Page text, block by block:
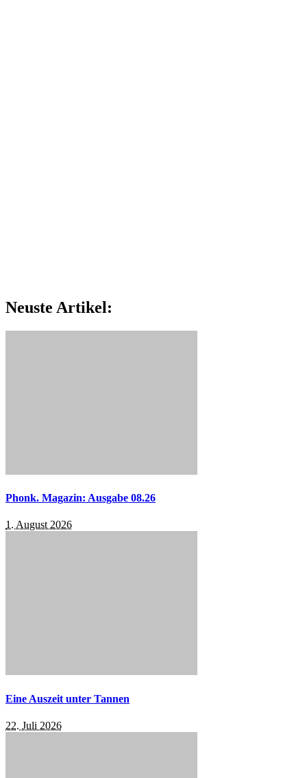
Neuste Artikel:
Phonk. Magazin: Ausgabe 08.26
1. August 2026
Eine Auszeit unter Tannen
22. Juli 2026